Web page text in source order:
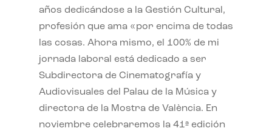
años dedicándose a la Gestión Cultural,
profesión que ama «por encima de todas
las cosas. Ahora mismo, el 100% de mi
jornada laboral está dedicado a ser
Subdirectora de Cinematografía y
Audiovisuales del Palau de la Música y
directora de la Mostra de València. En
noviembre celebraremos la 41ª edición